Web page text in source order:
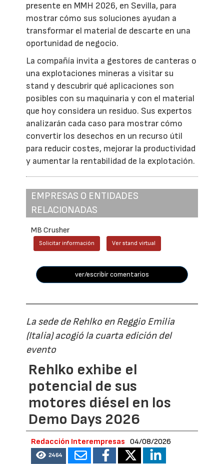
presente en MMH 2026, en Sevilla, para
mostrar cómo sus soluciones ayudan a
transformar el material de descarte en una
oportunidad de negocio.
La compañía invita a gestores de canteras o
una explotaciones mineras a visitar su
stand y descubrir qué aplicaciones son
posibles con su maquinaria y con el material
que hoy considera un residuo. Sus expertos
analizarán cada caso para mostrar cómo
convertir los desechos en un recurso útil
para reducir costes, mejorar la productividad
y aumentar la rentabilidad de la explotación.
EMPRESAS O ENTIDADES
RELACIONADAS
MB Crusher
Solicitar información Ver stand virtual
ver/escribir comentarios
La sede de Rehlko en Reggio Emilia
(Italia) acogió la cuarta edición del
evento
Rehlko exhibe el
potencial de sus
motores diésel en los
Demo Days 2026
Redacción Interempresas 04/08/2026
2464